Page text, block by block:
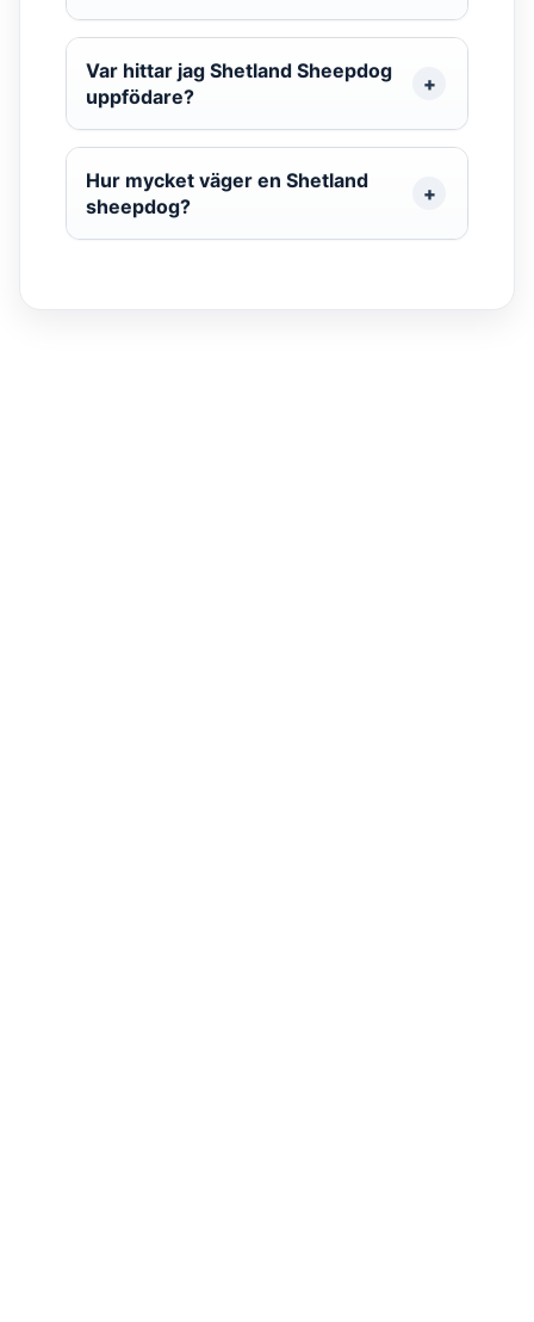
Var hittar jag Shetland Sheepdog
uppfödare?
Hur mycket väger en Shetland
sheepdog?